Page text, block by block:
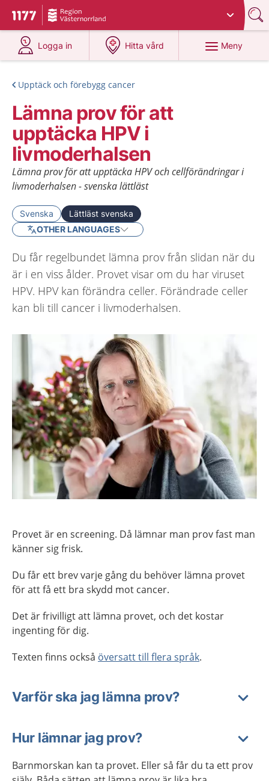
Till startsidan för 1177
Du har valt region
Logga in
på 1177.se
Hitta vård
på 1177.se
Meny
Upptäck och förebygg cancer
Lämna prov för att
upptäcka HPV i
livmoderhalsen
Lämna prov för att upptäcka HPV och cellförändringar i
livmoderhalsen - svenska lättläst
Svenska
Lättläst svenska
OTHER LANGUAGES
Du får regelbundet lämna prov från slidan när du
är i en viss ålder. Provet visar om du har viruset
HPV. HPV kan förändra celler. Förändrade celler
kan bli till cancer i livmoderhalsen.
Provet är en screening. Då lämnar man prov fast man
känner sig frisk.
Du får ett brev varje gång du behöver lämna provet
för att få ett bra skydd mot cancer.
Det är frivilligt att lämna provet, och det kostar
ingenting för dig.
Texten finns också översatt till flera språk.
Varför ska jag lämna prov?
Hur lämnar jag prov?
Barnmorskan kan ta provet. Eller så får du ta ett prov